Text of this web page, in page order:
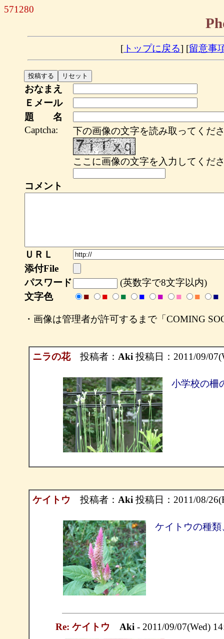
571280
[ トップに戻る] [留意事
おなまえ
Ｅメール
題 名
Captcha:
下の画像の文字を読み取ってくだ
ここに画像の文字を入力してくだ
コメント
ＵＲＬ
添付File
パスワード
(英数字で8文字以内)
文字色
■ ■ ■ ■ ■ ■ ■ ■
・画像は管理者が許可するまで「COMING
ニラの花投稿者： Aki 投稿日：2011/09/
小学校の柵
ケイトウ 投稿者： Aki 投稿日：2011/08/
ケイトウの種
Re: ケイトウ Aki - 2011/09/07(Wed)